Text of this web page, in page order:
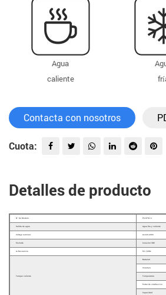
Agua
caliente
Contacta con nosotros
Cuota:
Detalles de producto
N º de Modelo. PS-STR-12
Salida de agua Agua fría y caliente
Voltaje nominal Ac220-240V
Enchufe Conector VDE
re-frecuencia 50 / 60Hz
Tanque caliente
Material
Volumen
Temperatura
Poder de calefacción
Capacidad